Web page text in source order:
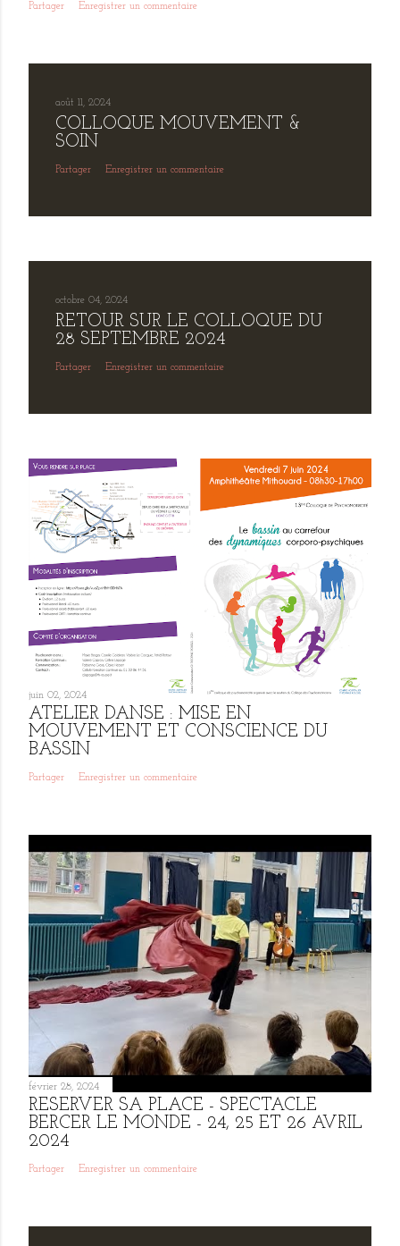
Partager Enregistrer un commentaire
août 11, 2024
COLLOQUE MOUVEMENT &
SOIN
Partager Enregistrer un commentaire
octobre 04, 2024
RETOUR SUR LE COLLOQUE DU
28 SEPTEMBRE 2024
Partager Enregistrer un commentaire
juin 02, 2024
ATELIER DANSE : MISE EN
MOUVEMENT ET CONSCIENCE DU
BASSIN
Partager Enregistrer un commentaire
février 28, 2024
RÉSERVER SA PLACE - SPECTACLE
BERCER LE MONDE - 24, 25 ET 26 AVRIL
2024
Partager Enregistrer un commentaire